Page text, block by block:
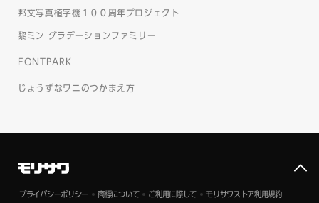
邦文写真植字機１００周年プロジェクト
黎ミン グラデーションファミリー
FONTPARK
じょうずなワニのつかまえ方
プライバシーポリシー 商標について ご利用に際して モリサワストア利用規約